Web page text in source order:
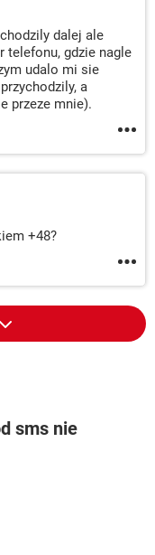
dalej ale
telefonu, gdzie nagle
udalo mi sie
a
przeze mnie).
+48?
sms nie